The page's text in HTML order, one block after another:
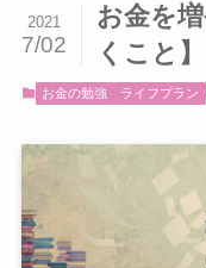
お金を
くこと】
2021
7/02
お金の勉強 ライフプラン